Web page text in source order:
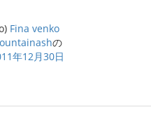
Fina venko
の
年12月30日